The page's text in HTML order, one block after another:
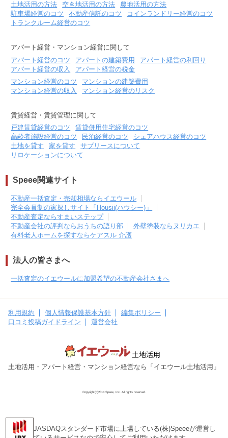
土地活用の方法
空き地活用の方法
農地活用の方法
駐車場経営のコツ
不動産信託のコツ
コインランドリー経営のコツ
トランクルーム経営のコツ
アパート経営・マンション経営に関して
アパート経営のコツ
アパートの建築費用
アパート経営の利回り
アパート経営の収入
アパート経営の税金
マンション経営のコツ
マンションの建築費用
マンション経営の収入
マンション経営のリスク
賃貸経営・賃貸管理に関して
戸建賃貸経営のコツ
賃貸併用住宅経営のコツ
高齢者施設経営のコツ
民泊経営のコツ
シェアハウス経営のコツ
土地を貸す
家を貸す
サブリースについて
リロケーションについて
Speee関連サイト
不動産一括査定・売却相場ならイエウール
完全会員制の家探しサイト「Housii(ハウシー)」
不動産査定ならすまいステップ
不動産会社の評判ならおうちの語り部
外壁塗装ならヌリカエ
有料老人ホームを探すならケアスル 介護
法人の皆さまへ
一括査定のイエウールに加盟希望の不動産会社さまへ
土地活用・アパート経営・マンション経営なら「イエウール土地活用」
利用規約 個人情報保護基本方針
編集ポリシー
口コミ投稿ガイドライン
運営会社
Copyright(c)2014 Speee, Inc. All rights reserved.
JASDAQスタンダード市場に上場している(株)Speeeが運営し